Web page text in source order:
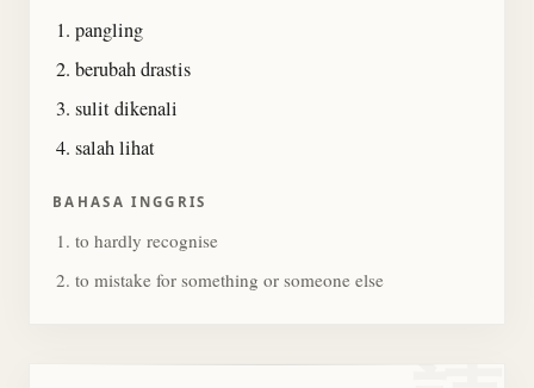
pangling
berubah drastis
sulit dikenali
salah lihat
BAHASA INGGRIS
to hardly recognise
to mistake for something or someone else